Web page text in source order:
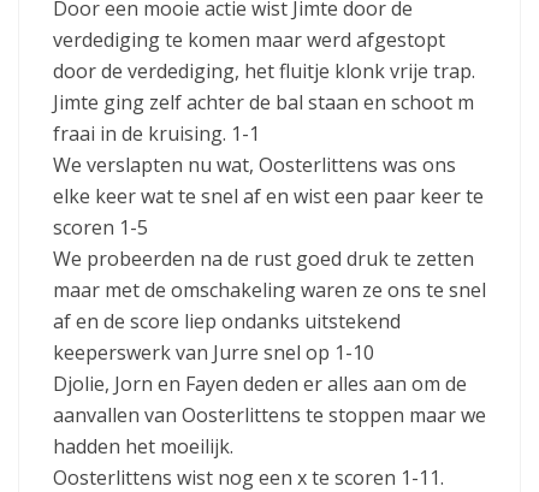
Door een mooie actie wist Jimte door de
verdediging te komen maar werd afgestopt
door de verdediging, het fluitje klonk vrije trap.
Jimte ging zelf achter de bal staan en schoot m
fraai in de kruising. 1-1
We verslapten nu wat, Oosterlittens was ons
elke keer wat te snel af en wist een paar keer te
scoren 1-5
We probeerden na de rust goed druk te zetten
maar met de omschakeling waren ze ons te snel
af en de score liep ondanks uitstekend
keeperswerk van Jurre snel op 1-10
Djolie, Jorn en Fayen deden er alles aan om de
aanvallen van Oosterlittens te stoppen maar we
hadden het moeilijk.
Oosterlittens wist nog een x te scoren 1-11.